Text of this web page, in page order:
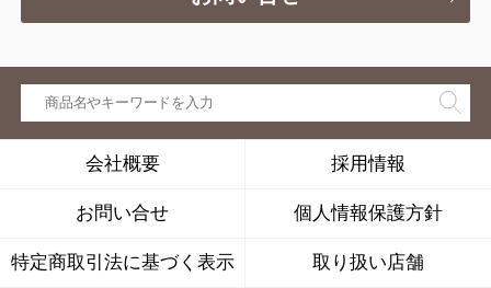
会社概要 採用情報
お問い合せ 個人情報保護方針
特定商取引法に基づく表示 取り扱い店舗